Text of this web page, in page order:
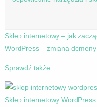
Sklep internetowy – jak
WordPress – zmiana domeny
Sprawdź także:
Sklep internetowy